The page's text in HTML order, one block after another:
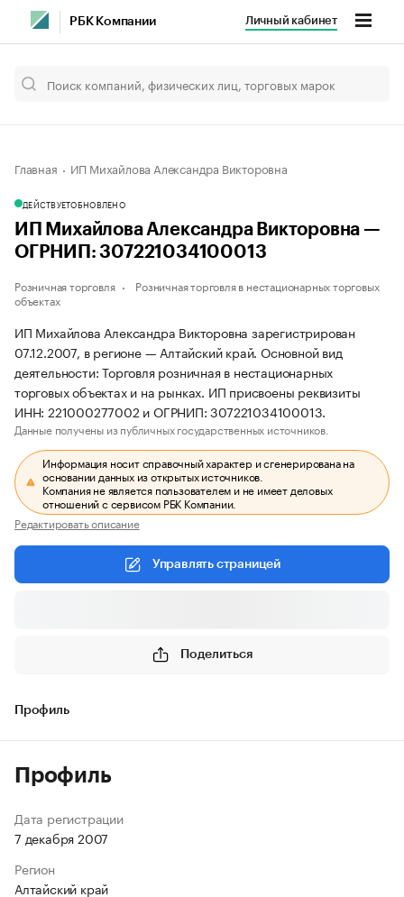
РБК Компании Личный кабинет
Главная ИП Михайлова Александра Викторовна
ДЕЙСТВУЕТОБНОВЛЕНО
ИП Михайлова Александра Викторовна —
ОГРНИП: 307221034100013
Розничная торговля
Розничная торговля в нестационарных торговых
объектах
ИП Михайлова Александра Викторовна зарегистрирован
07.12.2007, в регионе — Алтайский край. Основной вид
деятельности: Торговля розничная в нестационарных
торговых объектах и на рынках. ИП присвоены реквизиты
ИНН: 221000277002 и ОГРНИП: 307221034100013.
Данные получены из публичных государственных источников.
Информация носит справочный характер и сгенерирована на
основании данных из открытых источников.
Компания не является пользователем и не имеет деловых
отношений с сервисом РБК Компании.
Редактировать описание
Управлять страницей
Поделиться
Профиль
Профиль
Дата регистрации
7 декабря 2007
Регион
Алтайский край